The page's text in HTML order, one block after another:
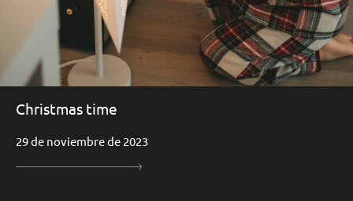
Christmas time
29 de noviembre de 2023